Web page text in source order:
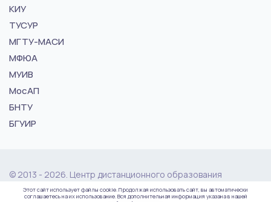
КИУ
ТУСУР
МГТУ-МАСИ
МФЮА
МУИВ
МосАП
БНТУ
БГУИР
© 2013 - 2026. Центр дистанционного образования
"vuz24.ru"
Этот сайт использует файлы cookie. Продолжая использовать сайт, вы автоматически
соглашаетесь на их использование. Вся дополнительная информация указана в нашей